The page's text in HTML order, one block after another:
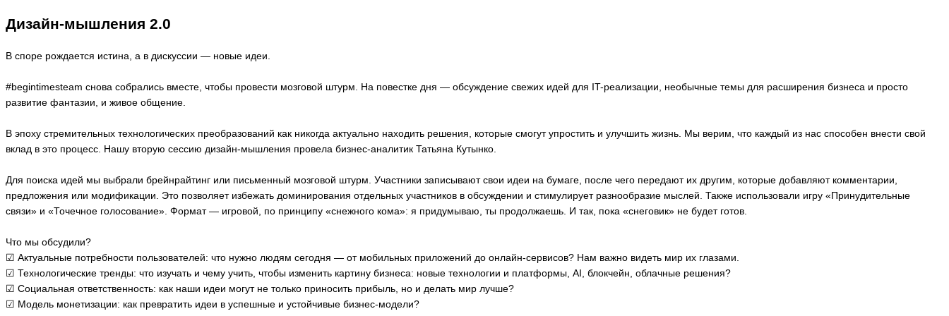
Дизайн-мышления 2.0
В споре рождается истина, а в дискуссии — новые идеи.
#begintimesteam снова собрались вместе, чтобы провести мозговой штурм. На повестке дня — обсуждение свежих идей для IT-реализации, необычные темы для расширения бизнеса и просто
развитие фантазии, и живое общение.
В эпоху стремительных технологических преобразований как никогда актуально находить решения, которые смогут упростить и улучшить жизнь. Мы верим, что каждый из нас способен внести свой
вклад в это процесс. Нашу вторую сессию дизайн-мышления провела бизнес-аналитик Татьяна Кутынко.
Для поиска идей мы выбрали брейнрайтинг или письменный мозговой штурм. Участники записывают свои идеи на бумаге, после чего передают их другим, которые добавляют комментарии,
предложения или модификации. Это позволяет избежать доминирования отдельных участников в обсуждении и стимулирует разнообразие мыслей. Также использовали игру «Принудительные
связи» и «Точечное голосование». Формат — игровой, по принципу «снежного кома»: я придумываю, ты продолжаешь. И так, пока «снеговик» не будет готов.
Что мы обсудили?
☑ Актуальные потребности пользователей: что нужно людям сегодня — от мобильных приложений до онлайн-сервисов? Нам важно видеть мир их глазами.
☑ Технологические тренды: что изучать и чему учить, чтобы изменить картину бизнеса: новые технологии и платформы, AI, блокчейн, облачные решения?
☑ Социальная ответственность: как наши идеи могут не только приносить прибыль, но и делать мир лучше?
☑ Модель монетизации: как превратить идеи в успешные и устойчивые бизнес-модели?